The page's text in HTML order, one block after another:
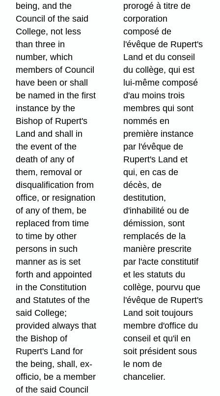
being, and the
Council of the said
College, not less
than three in
number, which
members of Council
have been or shall
be named in the first
instance by the
Bishop of Rupert's
Land and shall in
the event of the
death of any of
them, removal or
disqualification from
office, or resignation
of any of them, be
replaced from time
to time by other
persons in such
manner as is set
forth and appointed
in the Constitution
and Statutes of the
said College;
provided always that
the Bishop of
Rupert's Land for
the being, shall, ex-
officio, be a member
of the said Council
prorogé à titre de
corporation
composé de
l'évêque de Rupert's
Land et du conseil
du collège, qui est
lui-même composé
d'au moins trois
membres qui sont
nommés en
première instance
par l'évêque de
Rupert's Land et
qui, en cas de
décès, de
destitution,
d'inhabilité ou de
démission, sont
remplacés de la
manière prescrite
par l'acte constitutif
et les statuts du
collège, pourvu que
l'évêque de Rupert's
Land soit toujours
membre d'office du
conseil et qu'il en
soit président sous
le nom de
chancelier.